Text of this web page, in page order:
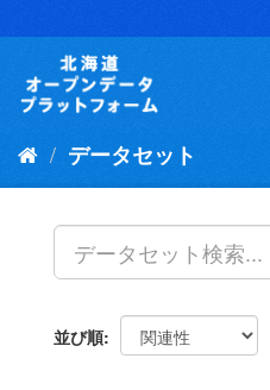
キ
データセット
並び順